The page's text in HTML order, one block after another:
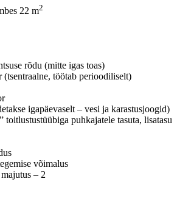
22 m2
rõdu (mitte igas toas)
(tsentraalne, töötab perioodiliselt)
igapäevaselt – vesi ja karastusjoogid)
toitlustustüübiga puhkajatele tasuta, lisatasu
võimalus
– 2